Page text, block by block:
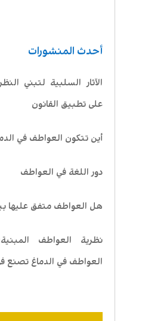
أحدث المنشورات
الآثار السلبية لتبني
على تطبيق القانون
أين تتكون العواطف في
دور اللغة في العواطف
هل العواطف متفق عليها بين
نظرية العواطف
العواطف في الدماغ تصنع